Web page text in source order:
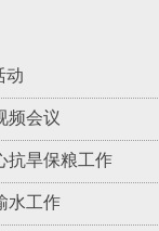
动
频会议
抗旱保粮工作
水工作